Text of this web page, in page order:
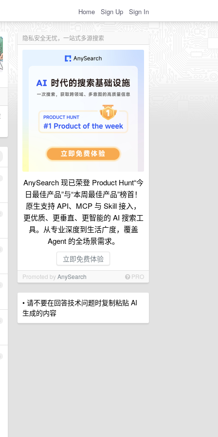
Home Sign Up Sign In
隐私安全无忧，一站式多源搜索
AnySearch 现已荣登 Product Hunt“今
日最佳产品”与“本周最佳产品”榜首！
原生支持 API、MCP 与 Skill 接入，
更优质、更垂直、更智能的 AI 搜索工
具。从专业深度到生活广度，覆盖
Agent 的全场景需求。
立即免费体验
Promoted byAnySearch PRO
• 请不要在回答技术问题时复制粘贴 AI
生成的内容